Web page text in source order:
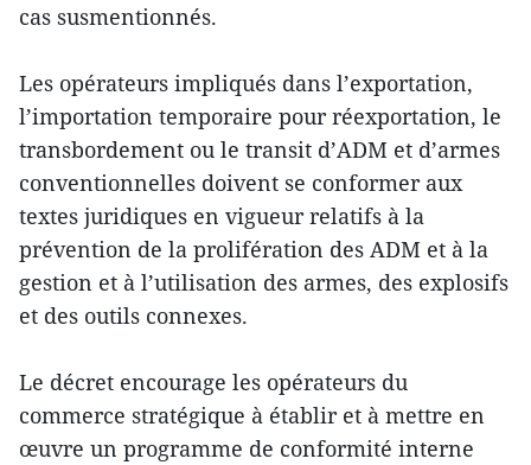
cas susmentionnés.
Les opérateurs impliqués dans l’exportation,
l’importation temporaire pour réexportation, le
transbordement ou le transit d’ADM et d’armes
conventionnelles doivent se conformer aux
textes juridiques en vigueur relatifs à la
prévention de la prolifération des ADM et à la
gestion et à l’utilisation des armes, des explosifs
et des outils connexes.
Le décret encourage les opérateurs du
commerce stratégique à établir et à mettre en
œuvre un programme de conformité interne